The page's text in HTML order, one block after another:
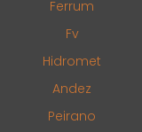
Ferrum
Fv
Hidromet
Andez
Peirano